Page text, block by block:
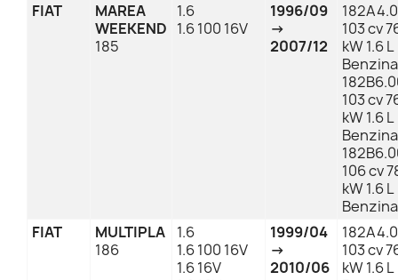
FIAT
MAREA
WEEKEND
185
1.6
1.6 100 16V
1996/09
→
2007/12
103 cv
kW 1.6 L
Benzina
103 cv
kW 1.6 L
Benzina
106 cv
kW 1.6 L
Benzina
FIAT
MULTIPLA
186
1.6
1.6 100 16V
1.6 16V
1999/04
→
2010/06
103 cv
kW 1.6 L